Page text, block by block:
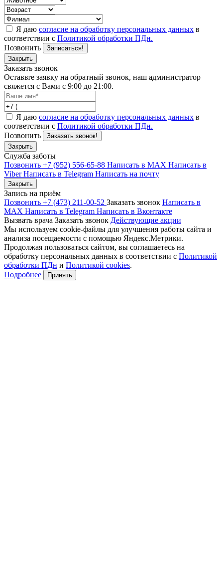
Я даю согласие на обработку персональных данных в
соответствии с Политикой обработки ПДн.
Позвонить
Записаться!
Закрыть
Заказать звонок
Оставьте заявку на обратный звонок, наш администратор
свяжется с Вами с 9:00 до 21:00.
Я даю согласие на обработку персональных данных в
соответствии с Политикой обработки ПДн.
Позвонить
Заказать звонок!
Закрыть
Служба заботы
Позвонить +7 (952) 556-65-88 Написать в MAX Написать в
ViberНаписать в Telegram Написать на почту
Закрыть
Запись на приём
Позвонить +7 (473) 211-00-52 Заказать звонок Написать в
MAX Написать в Telegram Написать в Вконтакте
Вызвать врача Заказать звонок Действующие акции
Мы используем cookie-файлы для улучшения работы сайта и
анализа посещаемости с помощью Яндекс.Метрики.
Продолжая пользоваться сайтом, вы соглашаетесь на
обработку персональных данных в соответствии с Политикой
обработки ПДн и Политикой cookies.
Подробнее
Принять